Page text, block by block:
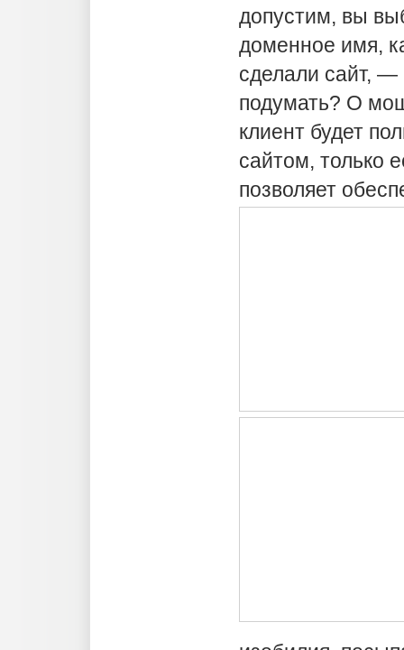
допустим, вы
доменное имя,
сделали сайт,
подумать? О
клиент будет
сайтом, только
позволяет